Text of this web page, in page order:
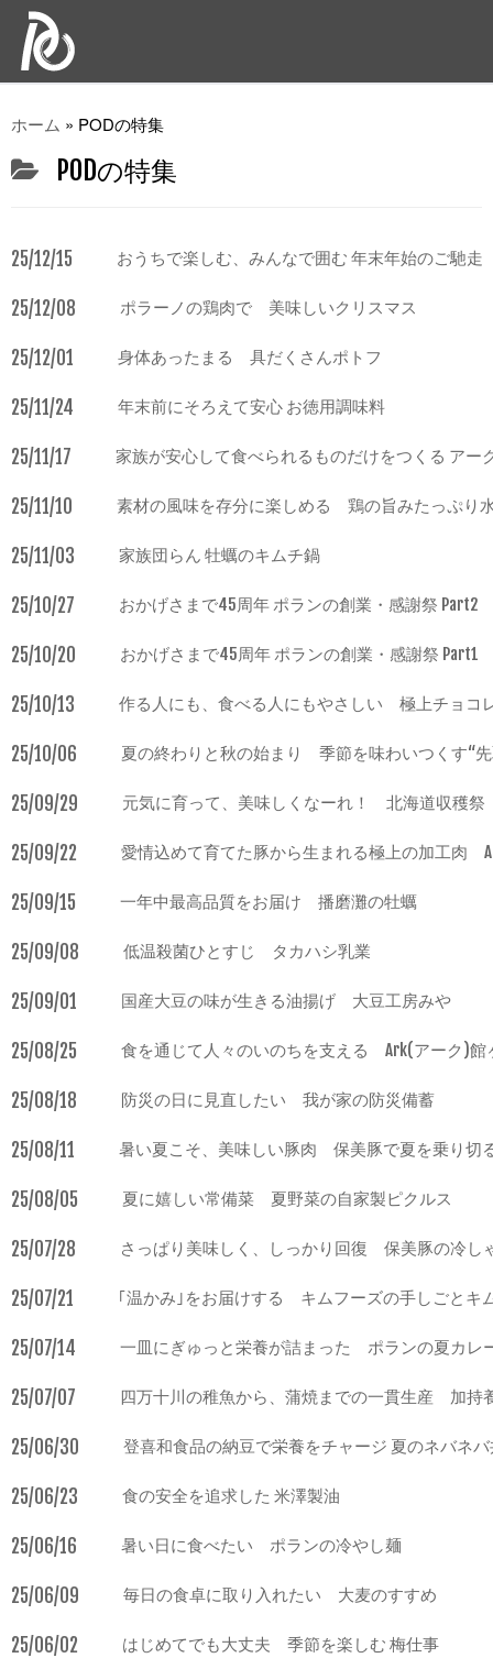
ホーム » PODの特集
PODの特集
25/12/15 おうちで楽しむ、みんなで囲む 年末年始のご馳走
25/12/08 ポラーノの鶏肉で 美味しいクリスマス
25/12/01 身体あったまる 具だくさんポトフ
25/11/24 年末前にそろえて安心 お徳用調味料
25/11/17 家族が安心して食べられるものだけをつくる アー
25/11/10 素材の風味を存分に楽しめる 鶏の旨みたっぷり
25/11/03 家族団らん 牡蠣のキムチ鍋
25/10/27 おかげさまで45周年 ポランの創業・感謝祭 Part2
25/10/20 おかげさまで45周年 ポランの創業・感謝祭 Part1
25/10/13 作る人にも、食べる人にもやさしい 極上チョコ
25/10/06 夏の終わりと秋の始まり 季節を味わいつくす“
25/09/29 元気に育って、美味しくなーれ！ 北海道収穫祭
25/09/22 愛情込めて育てた豚から生まれる極上の加工肉
25/09/15 一年中最高品質をお届け 播磨灘の牡蠣
25/09/08 低温殺菌ひとすじ タカハシ乳業
25/09/01 国産大豆の味が生きる油揚げ 大豆工房みや
25/08/25 食を通じて人々のいのちを支える Ark(アーク)館
25/08/18 防災の日に見直したい 我が家の防災備蓄
25/08/11 暑い夏こそ、美味しい豚肉 保美豚で夏を乗り切
25/08/05 夏に嬉しい常備菜 夏野菜の自家製ピクルス
25/07/28 さっぱり美味しく、しっかり回復 保美豚の冷し
25/07/21 ｢温かみ｣をお届けする キムフーズの手しごとキ
25/07/14 一皿にぎゅっと栄養が詰まった ポランの夏カレ
25/07/07 四万十川の稚魚から、蒲焼までの一貫生産 加持
25/06/30 登喜和食品の納豆で栄養をチャージ 夏のネバネ
25/06/23 食の安全を追求した 米澤製油
25/06/16 暑い日に食べたい ポランの冷やし麺
25/06/09 毎日の食卓に取り入れたい 大麦のすすめ
25/06/02 はじめてでも大丈夫 季節を楽しむ 梅仕事